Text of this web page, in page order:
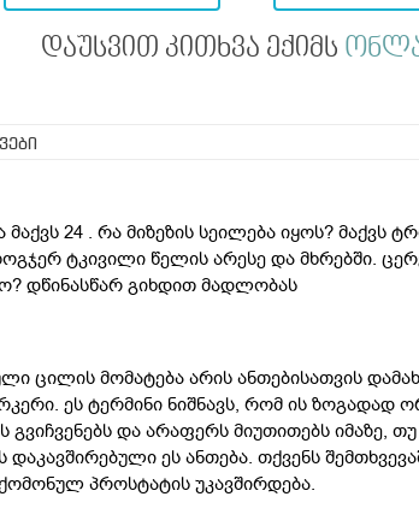
დაუსვით კითხვა ექიმს
24 . რა მიზეზის სეილება იყოს? მაქვს
ტკივილი წელის არესე და მხრებში.
დწინასწარ გიხდით მადლობას
ცილის მომატება არის ანთებისათვის
ეს ტერმინი ნიშნავს, რომ ის ზოგადად
გვიჩვენებს და არაფერს მიუთითებს
დაკავშირებული ეს ანთება. თქვენს
პროსტატის უკავშირდება.